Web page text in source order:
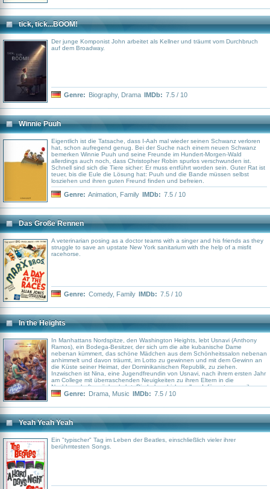
tick, tick...BOOM!
Der junge Komponist John arbeitet als Kellner und träumt vom Durchbruch
auf dem Broadway.
Genre: Biography, Drama IMDb: 7.5 / 10
Winnie Puuh
Eigentlich ist die Tatsache, dass I-Aah mal wieder seinen Schwanz verloren
hat, schon aufregend genug. Bei der Suche nach einem neuen Schwanz
bemerken Winnie Puuh und seine Freunde im Hundert-Morgen-Wald
allerdings auch noch, dass Christopher Robin spurlos verschwunden ist.
Schnell sind sich die Tiere sicher: Er muss entführt worden sein. Guter Rat ist
teuer, bis die Eule die Lösung hat: Puuh und die Bande müssen selbst
losziehen und ihren guten Freund finden und befreien.
Genre: Animation Family IMDb: 7.5 / 10
Das Große Rennen
A veterinarian posing as a doctor teams with a singer and his friends as they
struggle to save an upstate New York sanitarium with the help of a misfit
racehorse.
Genre: Comedy, Family IMDb: 7.5 / 10
In the Heights
In Manhattans Nordspitze, den Washington Heights, lebt Usnavi (Anthony
Ramos), ein Bodega-Besitzer, der sich um die alte kubanische Dame
nebenan kümmert, das schöne Mädchen aus dem Schönheitssalon nebenan
anhimmelt und davon träumt, im Lotto zu gewinnen und mit dem Gewinn an
die Küste seiner Heimat, der Dominikanischen Republik, zu ziehen.
Inzwischen ist Nina, eine Jugendfreundin von Usnavi, nach ihrem ersten Jahr
am College mit überraschenden Neuigkeiten zu ihren Eltern in die
Nachbarschaft zurückgekehrt. Die haben bisher alles dafür getan, um ihrer
Tochter ein besseres Leben zu ermöglichen. Schließlich bekommen Usnavi
bedeutet, zu Hause zu sein. Adaption des Erfolgs-Musicals von Lin-Manuel
Miranda über die Erlebnisse in einer hispanisch-geprägten Gemeinde an drei
heißen Sommertagen in New York.
Genre: Drama Music IMDb: 7.5 / 10
Yeah Yeah Yeah
Ein "typischer" Tag im Leben der Beatles, einschließlich vieler ihrer
berühmtesten Songs.